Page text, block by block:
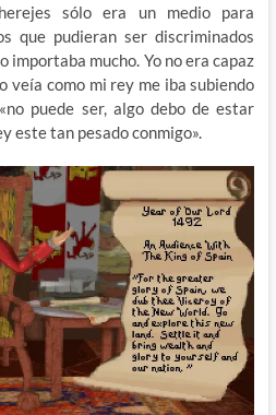
sólo era un medio para
que pudieran ser discriminados
importaba mucho. Yo no era capaz
veía como mi rey me iba subiendo
puede ser, algo debo de estar
este tan pesado conmigo».